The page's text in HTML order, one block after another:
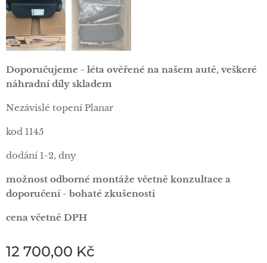
Doporučujeme - léta ověřené na našem autě, veškeré
náhradní díly skladem
Nezávislé topení Planar
kod 1145
dodání 1-2, dny
možnost odborné montáže včetně konzultace a
doporučení - bohaté zkušenosti
cena včetně DPH
12 700,00 Kč